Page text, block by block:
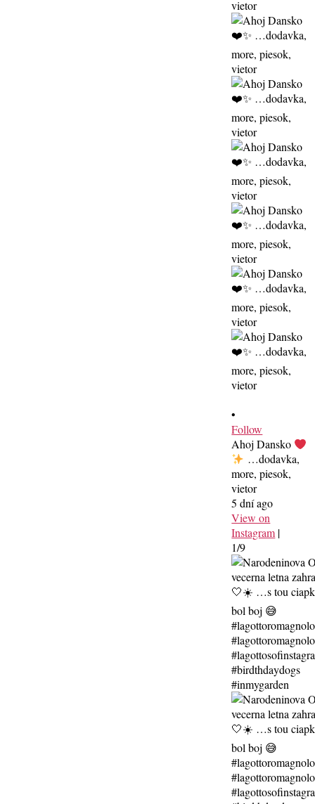
•
Follow
Ahoj Dansko
…dodavka,
more, piesok,
vietor
5 dní ago
View on
Instagram |
1/9